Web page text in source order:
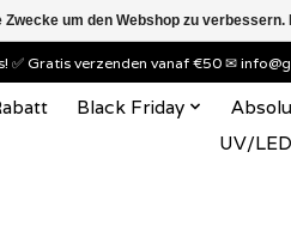
✅ Gratis verzenden vanaf €50 ✉
Black Friday
UV/
um den Webshop zu verbessern.